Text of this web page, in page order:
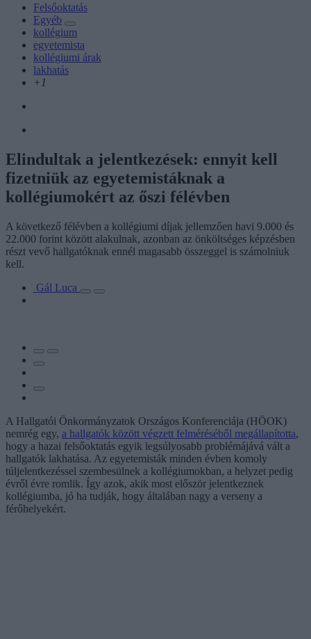
Felsőoktatás
Egyéb
kollégium
egyetemista
kollégiumi árak
lakhatás
+1
Elindultak a jelentkezések: ennyit kell
fizetniük az egyetemistáknak a
kollégiumokért az őszi félévben
A következő félévben a kollégiumi díjak jellemzően havi 9.000 és
22.000 forint között alakulnak, azonban az önköltséges képzésben
részt vevő hallgatóknak ennél magasabb összeggel is számolniuk
kell.
Gál Luca
A Hallgatói Önkormányzatok Országos Konferenciája (HÖOK)
nemrég egy, a hallgatók között végzett felméréséből megállapította,
hogy a hazai felsőoktatás egyik legsúlyosabb problémájává vált a
hallgatók lakhatása. Az egyetemisták minden évben komoly
túljelentkezéssel szembesülnek a kollégiumokban, a helyzet pedig
évről évre romlik. Így azok, akik most először jelentkeznek
kollégiumba, jó ha tudják, hogy általában nagy a verseny a
férőhelyekért.